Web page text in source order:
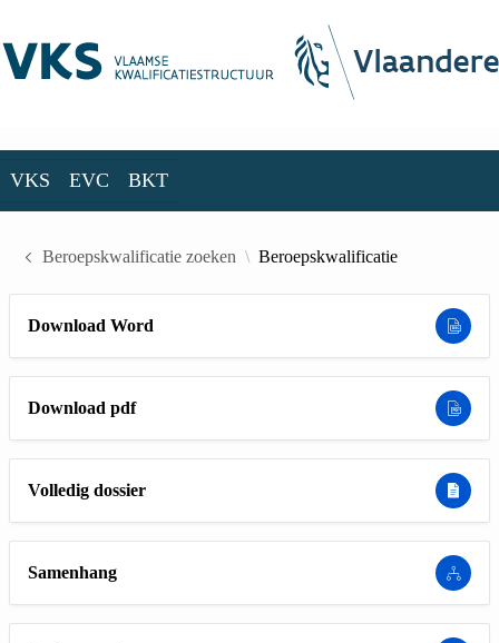
VKS EVC BKT
Beroepskwalificatie zoeken Beroepskwalificatie
Download Word
Download pdf
Volledig dossier
Samenhang